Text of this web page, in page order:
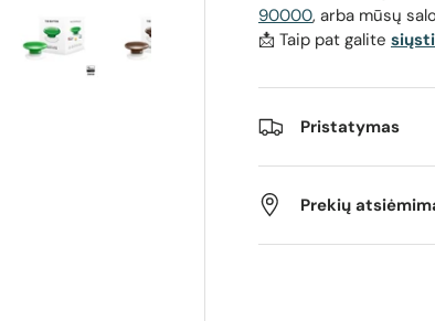
Įkelti vaizdą 6 galerijos rodinyje
Įkelti vaizdą 7 galerijos rodinyje
Įkelti vaizdą 8
90000, arba mūsų
📩 Taip pat galite
Pristatymas
Prekių